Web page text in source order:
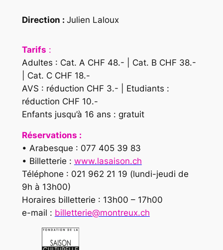
Direction : Julien Laloux
Tarifs :
Adultes : Cat. A CHF 48.- | Cat. B CHF 38.-
| Cat. C CHF 18.-
AVS : réduction CHF 3.- | Etudiants :
réduction CHF 10.-
Enfants jusqu’à 16 ans : gratuit
Réservations :
• Arabesque : 077 405 39 83
• Billetterie : www.lasaison.ch
Téléphone : 021 962 21 19 (lundi-jeudi de
9h à 13h00)
Horaires billetterie : 13h00 – 17h00
e-mail : billetterie@montreux.ch